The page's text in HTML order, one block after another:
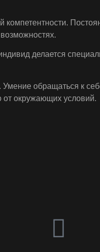
компетентности.
делается
обращаться к
от окружающих условий.